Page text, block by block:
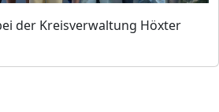
der Kreisverwaltung Höxter